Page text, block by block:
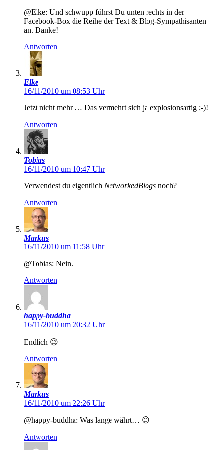
@Elke: Und schwupp führst Du unten rechts in der
Facebook-Box die Reihe der Text & Blog-Sympathisanten
an. Danke!
Antworten
Elke
16/11/2010 um 08:53 Uhr
Jetzt nicht mehr … Das vermehrt sich ja explosionsartig ;-)!
Antworten
Tobias
16/11/2010 um 10:47 Uhr
Verwendest du eigentlich NetworkedBlogs noch?
Antworten
Markus
16/11/2010 um 11:58 Uhr
@Tobias: Nein.
Antworten
happy-buddha
16/11/2010 um 20:32 Uhr
Endlich 😉
Antworten
Markus
16/11/2010 um 22:26 Uhr
@happy-buddha: Was lange währt… 😉
Antworten